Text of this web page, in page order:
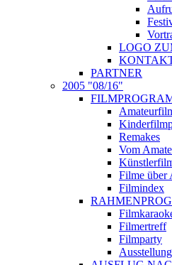
LOGO
PARTNER
2005 "08/16"
Remakes
Vom
Filme über
Filmindex
Filmertreff
Filmparty
Ausstellung